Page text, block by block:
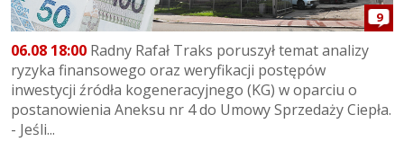
9
06.08 18:00 Radny Rafał Traks poruszył temat analizy
ryzyka finansowego oraz weryfikacji postępów
inwestycji źródła kogeneracyjnego (KG) w oparciu o
postanowienia Aneksu nr 4 do Umowy Sprzedaży Ciepła.
- Jeśli...